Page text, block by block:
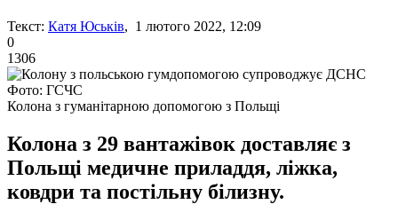
Текст: Катя Юськів, 1 лютого 2022, 12:09
0
1306
Фото: ГСЧС
Колона з гуманітарною допомогою з Польщі
Колона з 29 вантажівок доставляє з
Польщі медичне приладдя, ліжка,
ковдри та постільну білизну.